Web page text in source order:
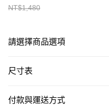
NT$1,480
請選擇商品選項
尺寸表
付款與運送方式